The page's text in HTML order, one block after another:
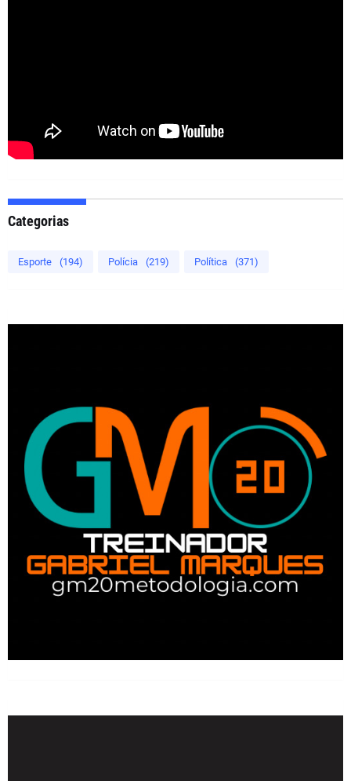
Categorias
Esporte (194) Polícia (219) Política (371)